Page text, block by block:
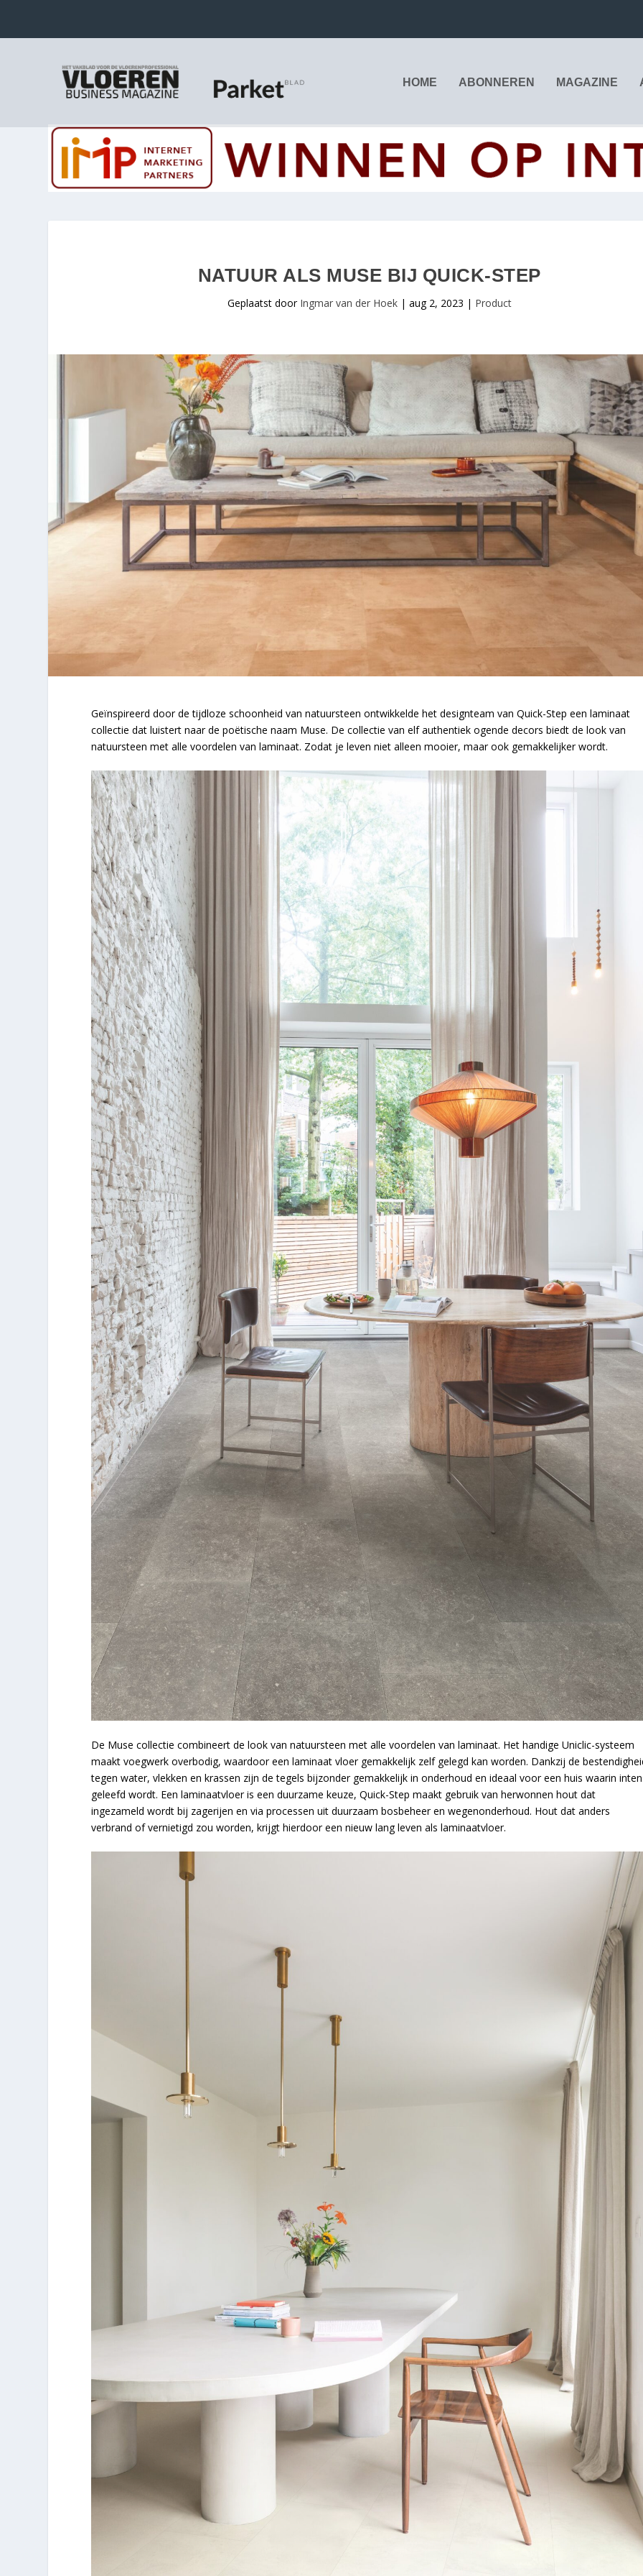
HOME ABONNEREN MAGAZINE
NATUUR ALS MUSE BIJ QUICK-STEP
Geplaatst door Ingmar van der Hoek| aug 2, 2023 | Product
Geïnspireerd door de tijdloze schoonheid van natuursteen ontwikkelde het designteam van Quick-Step een laminaat
collectie dat luistert naar de poëtische naam Muse. De collectie van elf authentiek ogende decors biedt de look van
natuursteen met alle voordelen van laminaat. Zodat je leven niet alleen mooier, maar ook gemakkelijker wordt.
De Muse collectie combineert de look van natuursteen met alle voordelen van laminaat. Het handige Uniclic-systeem
maakt voegwerk overbodig, waardoor een laminaat vloer gemakkelijk zelf gelegd kan worden. Dankzij de
tegen water, vlekken en krassen zijn de tegels bijzonder gemakkelijk in onderhoud en ideaal voor een huis waarin
geleefd wordt. Een laminaatvloer is een duurzame keuze, Quick-Step maakt gebruik van herwonnen hout dat
ingezameld wordt bij zagerijen en via processen uit duurzaam bosbeheer en wegenonderhoud. Hout dat anders
verbrand of vernietigd zou worden, krijgt hierdoor een nieuw lang leven als laminaatvloer.